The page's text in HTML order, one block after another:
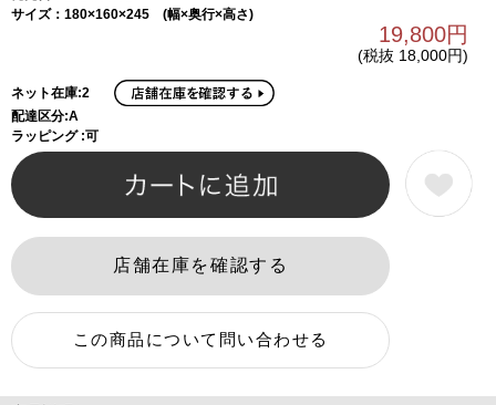
サイズ：180×160×245 (幅×奥行×高さ)
19,800円
(税抜 18,000円)
ネット在庫:2
配達区分:A
ラッピング :可